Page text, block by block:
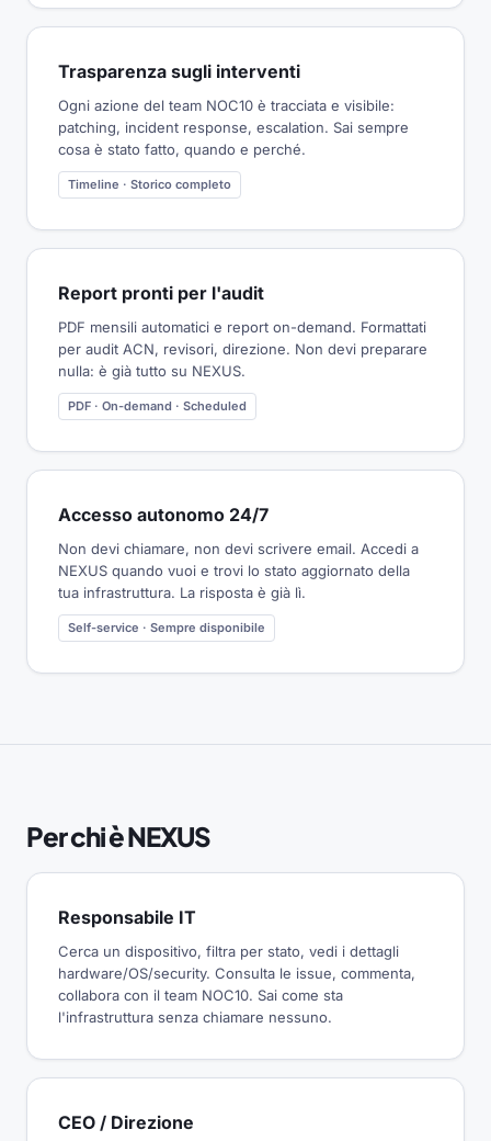
Trasparenza sugli interventi
Ogni azione del team NOC10 è tracciata e visibile:
patching, incident response, escalation. Sai sempre
cosa è stato fatto, quando e perché.
Timeline · Storico completo
Report pronti per l'audit
PDF mensili automatici e report on-demand. Formattati
per audit ACN, revisori, direzione. Non devi preparare
nulla: è già tutto su NEXUS.
PDF · On-demand · Scheduled
Accesso autonomo 24/7
Non devi chiamare, non devi scrivere email. Accedi a
NEXUS quando vuoi e trovi lo stato aggiornato della
tua infrastruttura. La risposta è già lì.
Self-service · Sempre disponibile
Per chi è NEXUS
Responsabile IT
Cerca un dispositivo, filtra per stato, vedi i dettagli
hardware/OS/security. Consulta le issue, commenta,
collabora con il team NOC10. Sai come sta
l'infrastruttura senza chiamare nessuno.
CEO / Direzione